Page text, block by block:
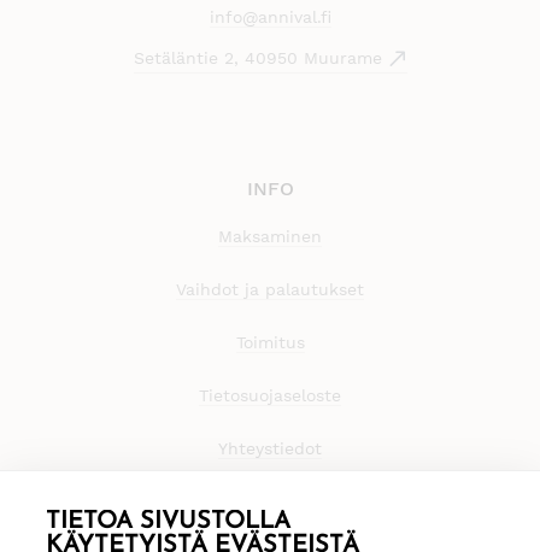
TIETOA SIVUSTOLLA
KÄYTETYISTÄ EVÄSTEISTÄ
info@annival.fi
Setäläntie 2, 40950 Muurame
INFO
Maksaminen
Vaihdot ja palautukset
Toimitus
Tietosuojaseloste
Yhteystiedot